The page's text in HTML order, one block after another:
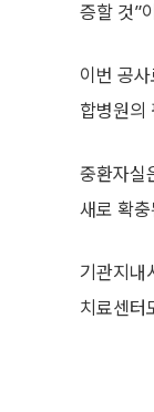
증할 것”
이번 공
합병원의
중환자실
새로 확
기관지내
치료센터